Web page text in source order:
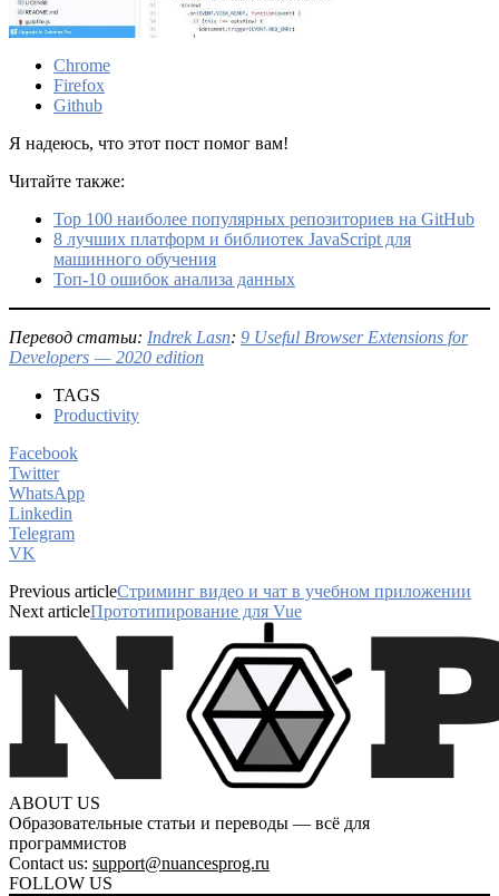
Chrome
Firefox
Github
Я надеюсь, что этот пост помог вам!
Читайте также:
Top 100 наиболее популярных репозиториев на GitHub
8 лучших платформ и библиотек JavaScript для
машинного обучения
Топ-10 ошибок анализа данных
Перевод статьи: Indrek Lasn: 9 Useful Browser Extensions for
Developers — 2020 edition
TAGS
Productivity
Facebook
Twitter
WhatsApp
Linkedin
Telegram
VK
Previous articleСтриминг видео и чат в учебном приложении
Next articleПрототипирование для Vue
ABOUT US
Образовательные статьи и переводы — всё для
программистов
Contact us: support@nuancesprog.ru
FOLLOW US